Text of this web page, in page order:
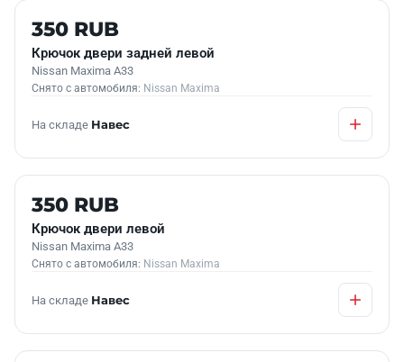
Б/У В НАЛИЧИИ
350 RUB
Крючок двери задней левой
Nissan Maxima A33
Снято с автомобиля: Nissan Maxima
На складе Навес
Б/У В НАЛИЧИИ
350 RUB
Крючок двери левой
Nissan Maxima A33
Снято с автомобиля: Nissan Maxima
На складе Навес